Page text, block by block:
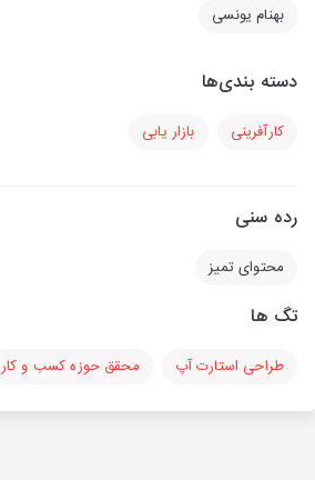
بهنام یونسی
دسته بندی‌ها
کارآفرینی بازار یابی
رده سنی
محتوای تمیز
تگ ها
طراحی استارت‌ آپ محقق حوزه کسب و کار